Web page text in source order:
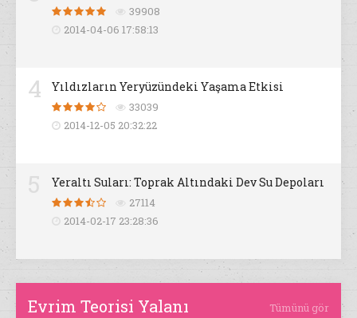
39908
2014-04-06 17:58:13
4 Yıldızların Yeryüzündeki Yaşama Etkisi
33039
2014-12-05 20:32:22
Yeraltı Suları: Toprak Altındaki Dev Su Depoları
27114
2014-02-17 23:28:36
Evrim Teorisi Yalanı Tümünü gör